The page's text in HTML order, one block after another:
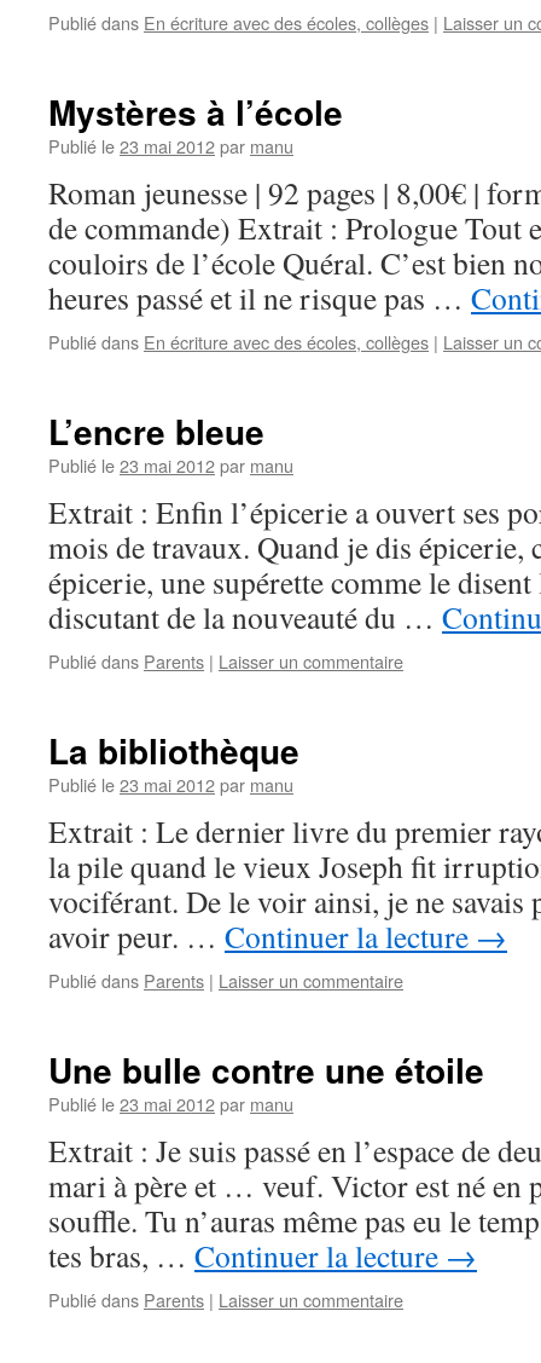
Publié dans En écriture avec des écoles, collèges | Laisser un
Mystères à l’école
Publié le23 mai 2012par manu
Roman jeunesse | 92 pages | 8,00€ |
de commande) Extrait : Prologue Tout
couloirs de l’école Quéral. C’est bien
heures passé et il ne risque pas …
Publié dans En écriture avec des écoles, collèges | Laisser un
L’encre bleue
Publié le23 mai 2012par manu
Extrait : Enfin l’épicerie a ouvert ses
mois de travaux. Quand je dis épicerie,
épicerie, une supérette comme le
discutant de la nouveauté du …
Publié dans Parents | Laisser un commentaire
La bibliothèque
Publié le23 mai 2012par manu
Extrait : Le dernier livre du premier
la pile quand le vieux Joseph fit
vociférant. De le voir ainsi, je ne
avoir peur. … Continuer la lecture →
Publié dans Parents | Laisser un commentaire
Une bulle contre une étoile
Publié le23 mai 2012par manu
Extrait : Je suis passé en l’espace de
mari à père et … veuf. Victor est né en
souffle. Tu n’auras même pas eu le
tes bras, … Continuer la lecture →
Publié dans Parents | Laisser un commentaire